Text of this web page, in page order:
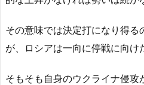
その意味では決定打になり得る
が、ロシアは一向に停戦に向け
そもそも自身のウクライナ侵攻